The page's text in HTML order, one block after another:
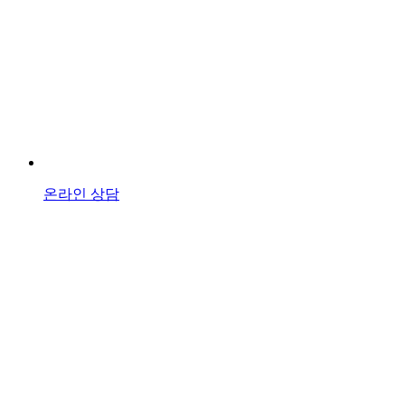
온라인 상담